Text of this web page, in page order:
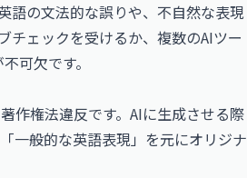
語の文法的な誤りや、不自然な表現
チェックを受けるか、複数のAIツー
可欠です。
作権法違反です。AIに生成させる際
一般的な英語表現」を元にオリジナ